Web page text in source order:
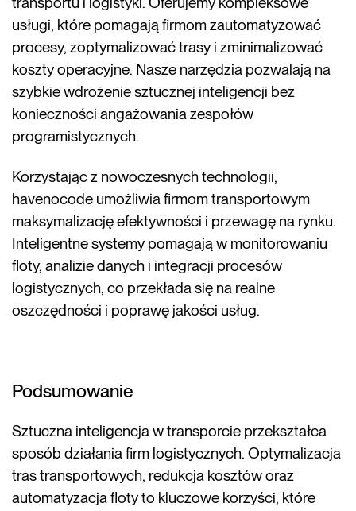
usługi, które pomagają firmom zautomatyzować
procesy, zoptymalizować trasy i zminimalizować
koszty operacyjne. Nasze narzędzia pozwalają na
szybkie wdrożenie sztucznej inteligencji bez
konieczności angażowania zespołów
programistycznych.
Korzystając z nowoczesnych technologii,
havenocode umożliwia firmom transportowym
maksymalizację efektywności i przewagę na rynku.
Inteligentne systemy pomagają w monitorowaniu
floty, analizie danych i integracji procesów
logistycznych, co przekłada się na realne
oszczędności i poprawę jakości usług.
Podsumowanie
Sztuczna inteligencja w transporcie przekształca
sposób działania firm logistycznych. Optymalizacja
tras transportowych, redukcja kosztów oraz
automatyzacja floty to kluczowe korzyści, które